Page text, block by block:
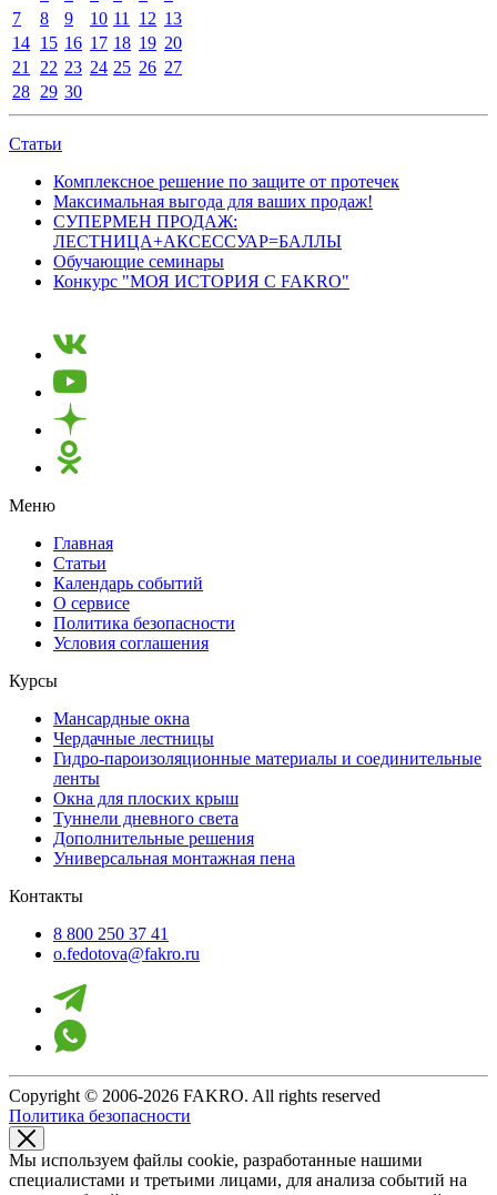
7
8 9 10 11 12 13
14 15 16 17 18 19 20
21
22 23 24 25 26 27
28 29 30
Статьи
Комплексное решение по защите от протечек
Максимальная выгода для ваших продаж!
СУПЕРМЕН ПРОДАЖ:
ЛЕСТНИЦА+АКСЕССУАР=БАЛЛЫ
Обучающие семинары
Конкурс "МОЯ ИСТОРИЯ С FAKRO"
Меню
Главная
Статьи
Календарь событий
О сервисе
Политика безопасности
Условия соглашения
Курсы
Мансардные окна
Чердачные лестницы
Гидро-пароизоляционные материалы и соединительные
ленты
Окна для плоских крыш
Туннели дневного света
Дополнительные решения
Универсальная монтажная пена
Контакты
8 800 250 37 41
o.fedotova@fakro.ru
Copyright © 2006-2026 FAKRO. All rights reserved
Политика безопасности
Мы используем файлы cookie, разработанные нашими
специалистами и третьими лицами, для анализа событий на